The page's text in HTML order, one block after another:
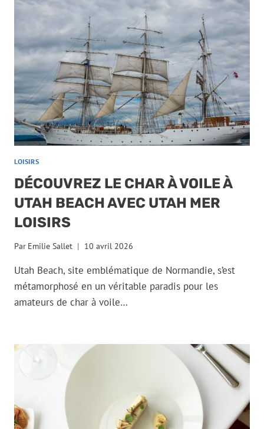
LOISIRS
DÉCOUVREZ LE CHAR À VOILE À
UTAH BEACH AVEC UTAH MER
LOISIRS
Par Emilie Sallet 10 avril 2026
Utah Beach, site emblématique de Normandie, s’est
métamorphosé en un véritable paradis pour les
amateurs de char à voile…